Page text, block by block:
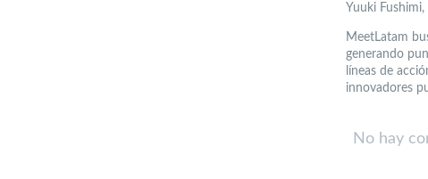
Yuuki
MeetLatam
generando
líneas de
innovadores
No hay